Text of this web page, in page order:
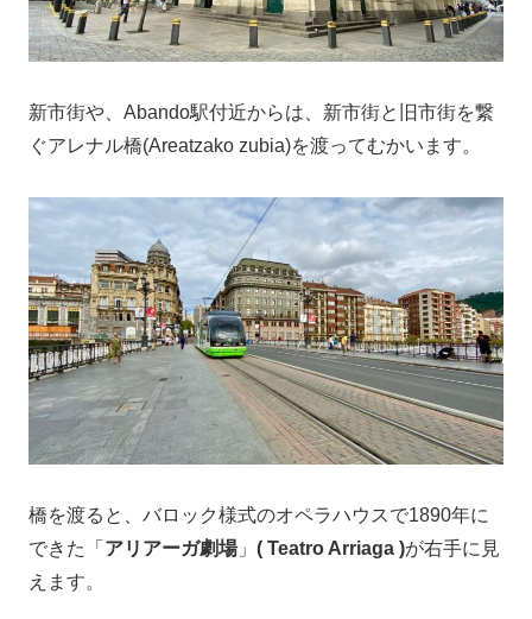
新市街や、Abando駅付近からは、新市街と旧市街を繋
ぐアレナル橋(Areatzako zubia)を渡ってむかいます。
橋を渡ると、バロック様式のオペラハウスで1890年に
できた「 アリアーガ劇場」 ( Teatro Arriaga )が右手に見
えます。